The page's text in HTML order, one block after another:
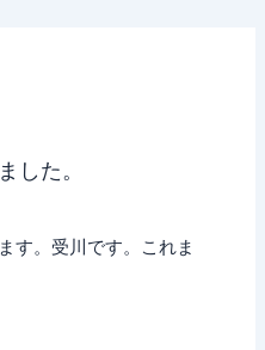
した。
す。受川です。これま